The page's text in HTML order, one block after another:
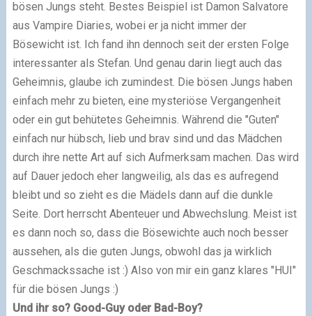
bösen Jungs steht. Bestes Beispiel ist Damon Salvatore
aus Vampire Diaries, wobei er ja nicht immer der
Bösewicht ist. Ich fand ihn dennoch seit der ersten Folge
interessanter als Stefan. Und genau darin liegt auch das
Geheimnis, glaube ich zumindest. Die bösen Jungs haben
einfach mehr zu bieten, eine mysteriöse Vergangenheit
oder ein gut behütetes Geheimnis. Während die "Guten"
einfach nur hübsch, lieb und brav sind und das Mädchen
durch ihre nette Art auf sich Aufmerksam machen. Das wird
auf Dauer jedoch eher langweilig, als das es aufregend
bleibt und so zieht es die Mädels dann auf die dunkle
Seite. Dort herrscht Abenteuer und Abwechslung. Meist ist
es dann noch so, dass die Bösewichte auch noch besser
aussehen, als die guten Jungs, obwohl das ja wirklich
Geschmackssache ist :) Also von mir ein ganz klares "HUI"
für die bösen Jungs :)
Und ihr so? Good-Guy oder Bad-Boy?